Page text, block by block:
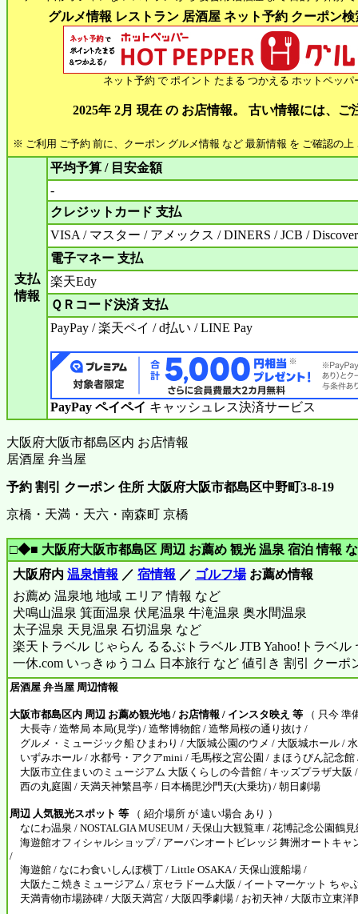
グルメ情報 レストラン 居酒屋 ネット予約 クーポン
ネット予約 で ポイント たまる つかえる ホットペッパ
2025年 2月 現在 の お店情報。 古い情報には、ご
※ ご利用 ご予約 前に、クーポン グルメ情報 など 最新情報 を ご確認の上
支払
情報
平均予算 / 目安金額
-
クレジットカード 支払
VISA / マスター / アメックス / DINERS / JCB / Discover
電子マネー 支払
楽天Edy
ＱＲコード決済 支払
PayPay / 楽天ペイ / d払い / LINE Pay
PayPay ペイペイ キャッシュレス決済サービス
大阪府大阪市都島区内 お店情報
居酒屋 弁当屋
予約 割引 クーポン 住所 大阪府大阪市都島区中野町3-8-19
京橋・天満・天六・南森町 京橋
□◆■ 大阪府大阪市都島区 周辺 お薦め 観光 温泉 宿泊 情報
大阪府内 温泉情報 ／ 宿情報 ／ ゴルフ場お薦め情報
お薦め 温泉地 地域 エリア 情報 など
犬鳴山温泉 箕面温泉 伏尾温泉 牛滝温泉 奥水間温泉
太子温泉 天見温泉 石切温泉 など
楽天トラベル じゃらん るるぶトラベル JTB Yahoo!トラベル
一休.com いっきゅうコム 日本旅行 など 値引き 割引 クーポ
居酒屋 弁当屋 周辺情報
大阪市都島区内 周辺 お薦め観光地 / お店情報 / インスタ映え 等 （ 只今 準
大長寺 / 造幣局 本局(見学) / 造幣博物館 / 造幣局桜の通り抜け /
グルメ・ミュージック船 ひまわり / 大阪城公園のウメ / 大阪城ホール /
いずみホール / 水都号・アクアmini / 毛馬桜之宮公園 / まほうびん記念館
大阪市立住まいのミュージアム 大阪くらしの今昔館 / キッズプラザ大阪
西の丸庭園 / 天満天神繁昌亭 / 日本橋毘沙門天(大乗坊) / 朝日劇場
周辺 人気観光スポット 等 （ 紹介場所 が 遠い場合 あり ）
なにわ温泉 / NOSTALGIA MUSEUM / 天保山大観覧車 / 花博記念公園鶴
海遊館オフィシャルショップ / アーバンオートビレッジ 舞洲オートキャ
/
海遊館 / なにわ食いしんぼ横丁 / Little OSAKA / 天保山渡船場 /
大阪たこ焼きミュージアム / 京セラドーム大阪 / イートマーケット ちゃ
天満青物市場跡碑 / 大阪天満宮 / 大阪四季劇場 / お初天神 / 大阪市立東洋